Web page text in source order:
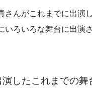
さんがこれまでに出演
いろいろな舞台に出演
したこれまでの舞